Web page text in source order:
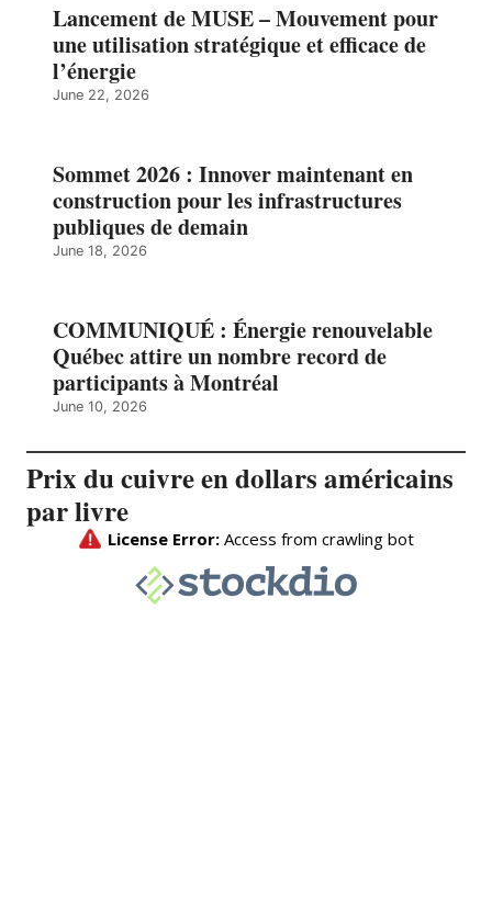
Lancement de MUSE – Mouvement pour
une utilisation stratégique et efficace de
l’énergie
June 22, 2026
Sommet 2026 : Innover maintenant en
construction pour les infrastructures
publiques de demain
June 18, 2026
COMMUNIQUÉ : Énergie renouvelable
Québec attire un nombre record de
participants à Montréal
June 10, 2026
Prix du cuivre en dollars américains
par livre